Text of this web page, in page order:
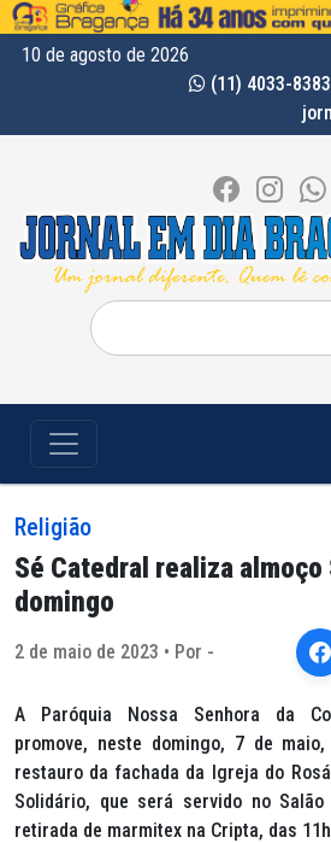
10 de agosto de 2026
(11) 4033-
Pesquisar
por:
Religião
Sé Catedral realiza
domingo
2 de maio de 2023 • Por -
A Paróquia Nossa Senhora da
promove, neste domingo, 7 de
restauro da fachada da Igreja do
Solidário, que será servido no
retirada de marmitex na Cripta, das